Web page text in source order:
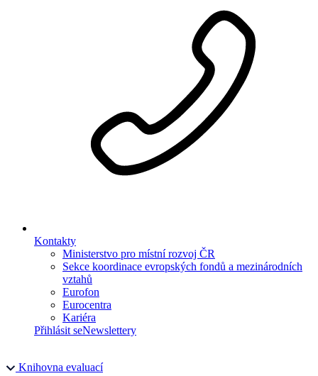
Kontakty
Ministerstvo pro místní rozvoj ČR
Sekce koordinace evropských fondů a mezinárodních
vztahů
Eurofon
Eurocentra
Kariéra
Přihlásit seNewslettery
Knihovna evaluací